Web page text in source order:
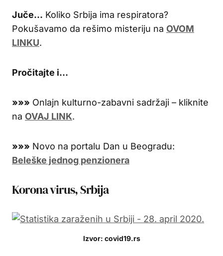
Juče… Koliko Srbija ima respiratora?
Pokušavamo da rešimo misteriju na OVOM
LINKU.
Pročitajte i…
»»» Onlajn kulturno-zabavni sadržaji – kliknite
na OVAJ LINK.
»»» Novo na portalu Dan u Beogradu:
Beleške jednog penzionera
Korona virus, Srbija
Izvor: covid19.rs